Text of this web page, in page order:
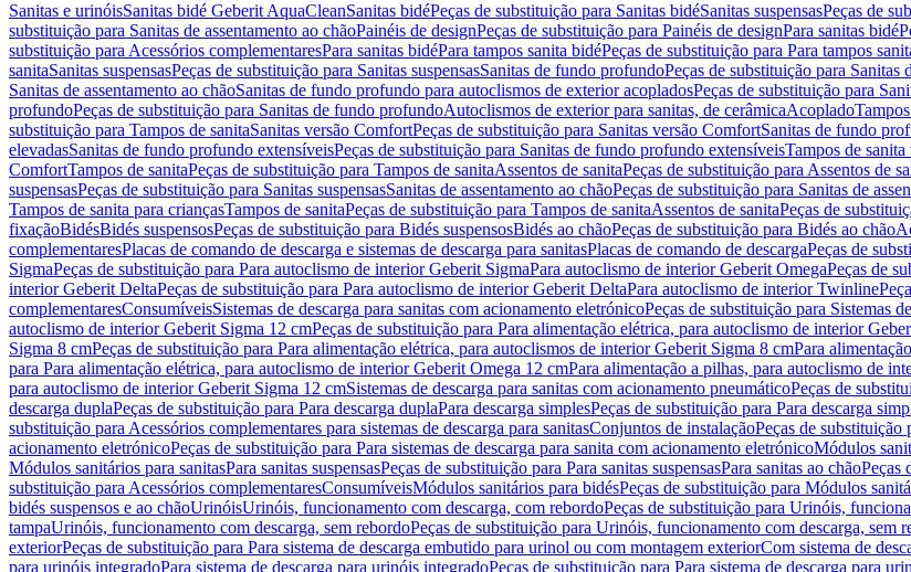
Sanitas e urinóisSanitas bidé Geberit AquaCleanSanitas bidéPeças de substituição para Sanitas bidéSanitas suspensasPeças de
substituição para Sanitas de assentamento ao chãoPainéis de designPeças de substituição para Painéis de designPara sanitas bidé
substituição para Acessórios complementaresPara sanitas bidéPara tampos sanita bidéPeças de substituição para Para tampos
sanitaSanitas suspensasPeças de substituição para Sanitas suspensasSanitas de fundo profundoPeças de substituição para
Sanitas de assentamento ao chãoSanitas de fundo profundo para autoclismos de exterior acopladosPeças de substituição para
profundoPeças de substituição para Sanitas de fundo profundoAutoclismos de exterior para sanitas, de cerâmicaAcoplado
substituição para Tampos de sanitaSanitas versão ComfortPeças de substituição para Sanitas versão ComfortSanitas de fundo
elevadasSanitas de fundo profundo extensíveisPeças de substituição para Sanitas de fundo profundo extensíveisTampos de
ComfortTampos de sanitaPeças de substituição para Tampos de sanitaAssentos de sanitaPeças de substituição para Assentos de
suspensasPeças de substituição para Sanitas suspensasSanitas de assentamento ao chãoPeças de substituição para Sanitas de
Tampos de sanita para criançasTampos de sanitaPeças de substituição para Tampos de sanitaAssentos de sanitaPeças de
fixaçãoBidésBidés suspensosPeças de substituição para Bidés suspensosBidés ao chãoPeças de substituição para Bidés ao chão
complementaresPlacas de comando de descarga e sistemas de descarga para sanitasPlacas de comando de descargaPeças de
SigmaPeças de substituição para Para autoclismo de interior Geberit SigmaPara autoclismo de interior Geberit OmegaPeças de
interior Geberit DeltaPeças de substituição para Para autoclismo de interior Geberit DeltaPara autoclismo de interior Twinline
complementaresConsumíveisSistemas de descarga para sanitas com acionamento eletrónicoPeças de substituição para Sistemas
autoclismo de interior Geberit Sigma 12 cmPeças de substituição para Para alimentação elétrica, para autoclismo de interior
Sigma 8 cmPeças de substituição para Para alimentação elétrica, para autoclismos de interior Geberit Sigma 8 cmPara
para Para alimentação elétrica, para autoclismo de interior Geberit Omega 12 cmPara alimentação a pilhas, para autoclismo de
para autoclismo de interior Geberit Sigma 12 cmSistemas de descarga para sanitas com acionamento pneumáticoPeças de
descarga duplaPeças de substituição para Para descarga duplaPara descarga simplesPeças de substituição para Para descarga
substituição para Acessórios complementares para sistemas de descarga para sanitasConjuntos de instalaçãoPeças de substituição
acionamento eletrónicoPeças de substituição para Para sistemas de descarga para sanita com acionamento eletrónicoMódulos
Módulos sanitários para sanitasPara sanitas suspensasPeças de substituição para Para sanitas suspensasPara sanitas ao chãoPeças
substituição para Acessórios complementaresConsumíveisMódulos sanitários para bidésPeças de substituição para Módulos
bidés suspensos e ao chãoUrinóisUrinóis, funcionamento com descarga, com rebordoPeças de substituição para Urinóis,
tampaUrinóis, funcionamento com descarga, sem rebordoPeças de substituição para Urinóis, funcionamento com descarga, sem
exteriorPeças de substituição para Para sistema de descarga embutido para urinol ou com montagem exteriorCom sistema de
para urinóis integradoPara sistema de descarga para urinóis integradoPeças de substituição para Para sistema de descarga para